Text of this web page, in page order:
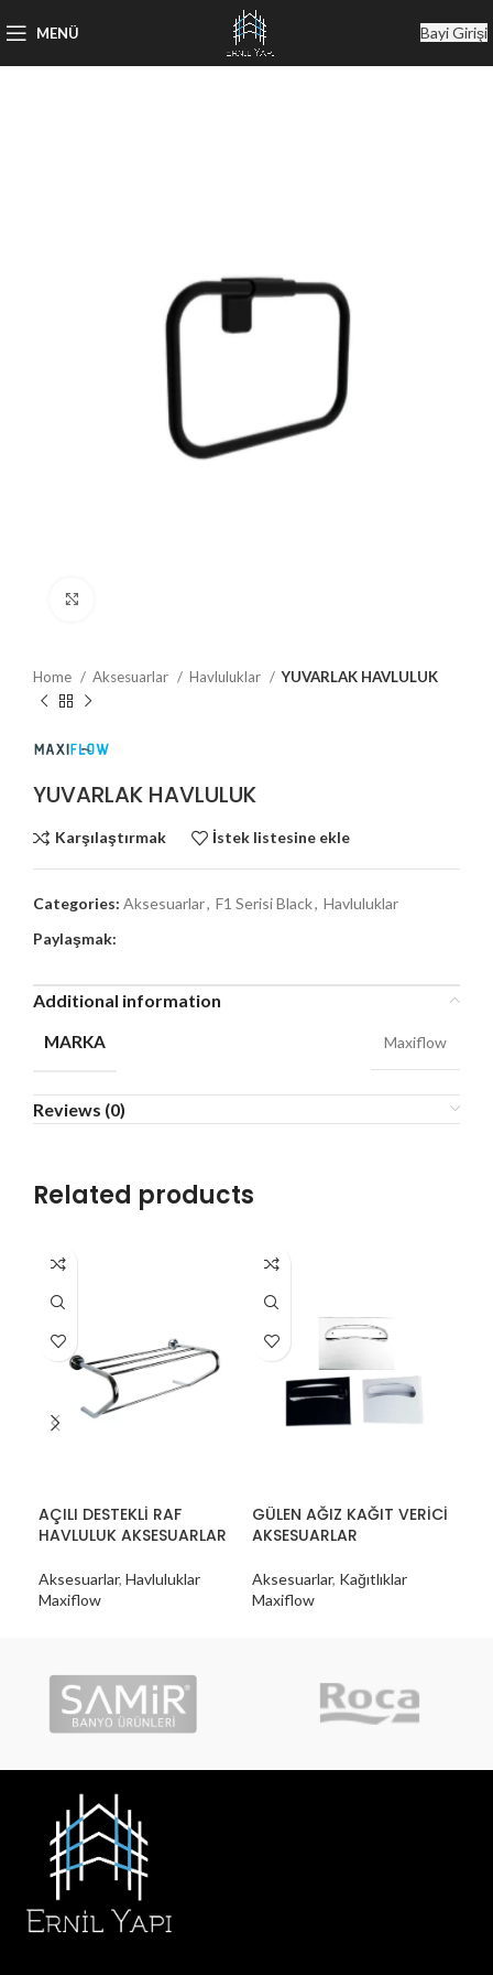
MENÜ Bayi Girişi
Home Aksesuarlar Havluluklar YUVARLAK HAVLULUK
YUVARLAK HAVLULUK
Karşılaştırmak İstek listesine ekle
Categories: Aksesuarlar, F1 Serisi Black, Havluluklar
Paylaşmak:
Additional information
MARKA Maxiflow
Reviews (0)
Related products
AÇILI DESTEKLİ RAF
HAVLULUK AKSESUARLAR
Aksesuarlar, Havluluklar
Maxiflow
GÜLEN AĞIZ KAĞIT VERİCİ
AKSESUARLAR
Aksesuarlar, Kağıtlıklar
Maxiflow